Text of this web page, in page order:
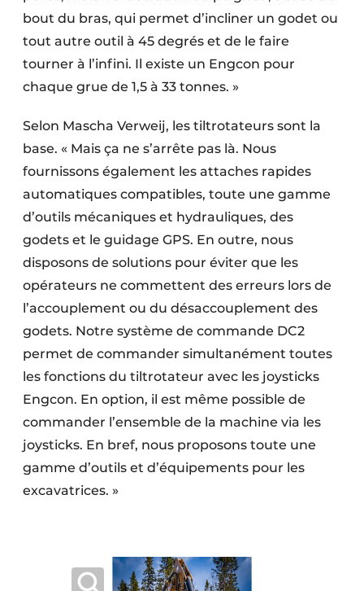
bout du bras, qui permet d’incliner un godet ou
tout autre outil à 45 degrés et de le faire
tourner à l’infini. Il existe un Engcon pour
chaque grue de 1,5 à 33 tonnes. »
Selon Mascha Verweij, les tiltrotateurs sont la
base. « Mais ça ne s’arrête pas là. Nous
fournissons également les attaches rapides
automatiques compatibles, toute une gamme
d’outils mécaniques et hydrauliques, des
godets et le guidage GPS. En outre, nous
disposons de solutions pour éviter que les
opérateurs ne commettent des erreurs lors de
l’accouplement ou du désaccouplement des
godets. Notre système de commande DC2
permet de commander simultanément toutes
les fonctions du tiltrotateur avec les joysticks
Engcon. En option, il est même possible de
commander l’ensemble de la machine via les
joysticks. En bref, nous proposons toute une
gamme d’outils et d’équipements pour les
excavatrices. »